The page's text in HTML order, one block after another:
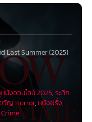
Last Summer (2025)
นังออนไลน์ 2025,ระทึก
วัญ Horror, หนังฝรั่ง,